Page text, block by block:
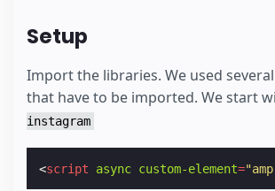
Setup
Import the libraries. We used
that have to be imported. We start
instagram
<script async custom-element=